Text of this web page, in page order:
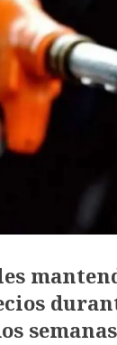
semanas